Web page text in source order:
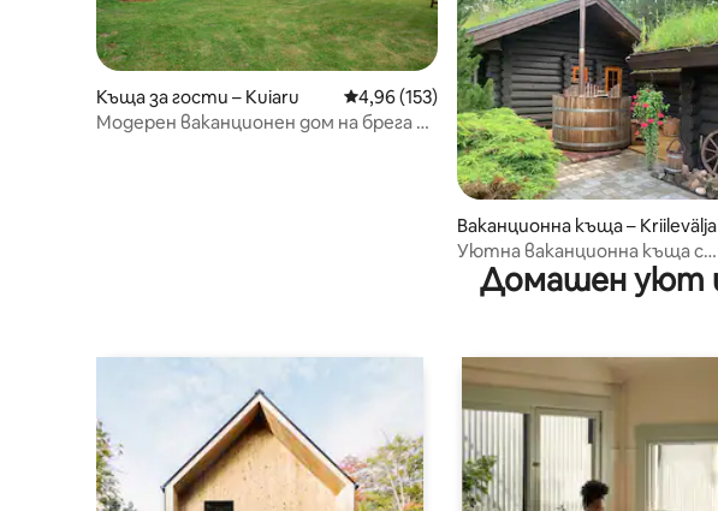
Къща за гости – Kuiaru Средна оценка: 4,96 от 5, 153 отзива
4,96 (153)
Модерен ваканционен дом на брега на
Ваканционна къща – Kriilevälja
Уютна ваканционна къща с
хидромасажна вана, сауни и
барбекю
Домашен уют